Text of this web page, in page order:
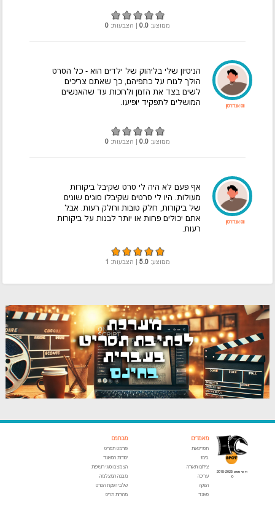
ממוצע: 0.0 | הצבעות: 0
ווס אנדרסון
הניסיון שלי בליהוק של ילדים הוא - כל הסרט
הולך לנוח על כתפיהם, כך שאתם צריכים
לשים בצד את הזמן ולחכות עד שהאנשים
המושלים לתפקיד יופיעו.
ממוצע: 0.0 | הצבעות: 0
ווס אנדרסון
אף פעם לא היה לי סרט שקיבל ביקורות
מעולות. היו לי סרטים שקיבלו סוגים שונים
של ביקורות, חלק טובות וחלק רעות. אבל
אתם יכולים פחות או יותר לבנות על ביקורות
רעות.
ממוצע: 5.0 | הצבעות: 1
אי סי ספוט 2015-2025
©
מאמרים
תסריטאות
בימוי
צילום ותאורה
עריכה
הפקה
סאונד
מבחנים
פורמט תסריט
יסודות הסאונד
הצמצם וסוגי חשיפות
מבנה המצלמה
שלבי הפקת הסרט
מהירות תריס